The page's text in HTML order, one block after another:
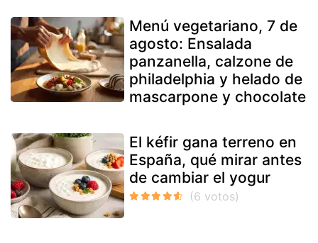
Menú vegetariano, 7 de
agosto: Ensalada
panzanella, calzone de
philadelphia y helado de
mascarpone y chocolate
El kéfir gana terreno en
España, qué mirar antes
de cambiar el yogur